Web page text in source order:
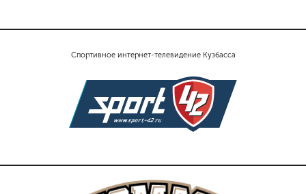
Спортивное интернет-телевидение Кузбасса